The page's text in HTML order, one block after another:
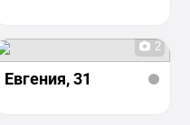
2
Евгения, 31